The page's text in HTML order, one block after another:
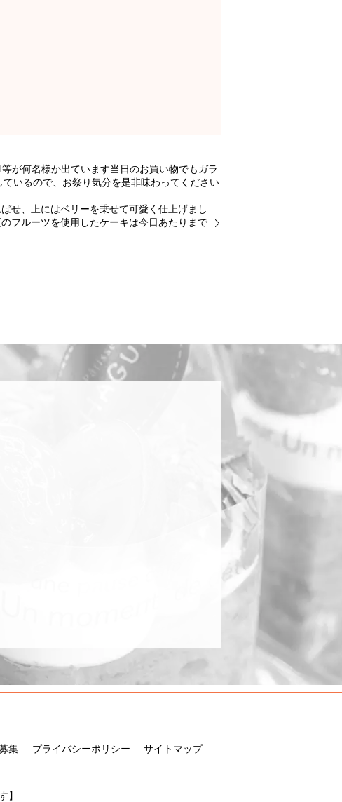
が何名様か出ています当日のお買い物でもガラ
いるので、お祭り気分を是非味わってください
せ、上にはベリーを乗せて可愛く仕上げまし
フルーツを使用したケーキは今日あたりまで
集 プライバシーポリシー サイトマップ
】